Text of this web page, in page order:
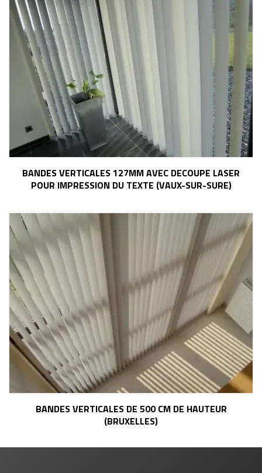
BANDES VERTICALES 127MM AVEC DECOUPE LASER
POUR IMPRESSION DU TEXTE (VAUX-SUR-SURE)
BANDES VERTICALES DE 500 CM DE HAUTEUR
(BRUXELLES)